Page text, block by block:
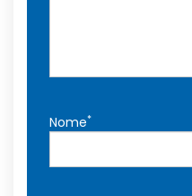
Nome*